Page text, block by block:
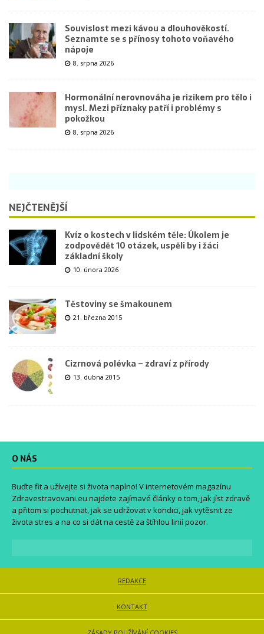
Souvislost mezi kávou a dlouhověkostí.
Seznamte se s přínosy tohoto voňavého
nápoje
8. srpna 2026
Hormonální nerovnováha je rizikem pro tělo i
mysl. Mezi příznaky patří i problémy s
pokožkou
8. srpna 2026
NEJČTENĚJŠÍ
Kvíz o kostech v lidském těle: Úkolem je
zodpovědět 10 otázek, uspěli by i žáci
základní školy
10. února 2026
Těstoviny se šmakounem
21. března 2015
Cizrnová polévka – zdraví z přírody
13. dubna 2015
O NÁS
Buďte fit a užívejte si života naplno! V internetovém magazínu
Zdravestravovani.eu najdete zajímavé články o tom, jak jíst zdravě
a přitom si pochutnat, jak se udržovat v kondici, jak vytěsnit ze
života stres a na co si dát na cestě za štíhlou linií pozor.
REDAKCE
KONTAKT